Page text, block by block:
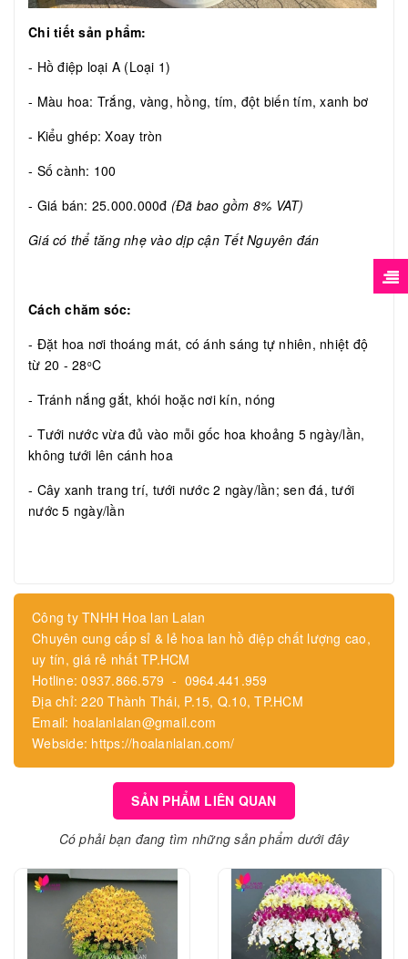
Chi tiết sản phẩm:
- Hồ điệp loại A (Loại 1)
- Màu hoa: Trắng, vàng, hồng, tím, đột biến tím, xanh bơ
- Kiểu ghép: Xoay tròn
- Số cành: 100
- Giá bán: 25.000.000đ (Đã bao gồm 8% VAT)
Giá có thể tăng nhẹ vào dịp cận Tết Nguyên đán
Cách chăm sóc:
- Đặt hoa nơi thoáng mát, có ánh sáng tự nhiên, nhiệt độ
từ 20 - 28oC
- Tránh nắng gắt, khói hoặc nơi kín, nóng
- Tưới nước vừa đủ vào mỗi gốc hoa khoảng 5 ngày/lần,
không tưới lên cánh hoa
- Cây xanh trang trí, tưới nước 2 ngày/lần; sen đá, tưới
nước 5 ngày/lần
Công ty TNHH Hoa lan Lalan
Chuyên cung cấp sỉ & lẻ hoa lan hồ điệp chất lượng cao,
uy tín, giá rẻ nhất TP.HCM
Hotline: 0937.866.579 - 0964.441.959
Địa chỉ: 220 Thành Thái, P.15, Q.10, TP.HCM
Email: hoalanlalan@gmail.com
Webside: https://hoalanlalan.com/
SẢN PHẨM LIÊN QUAN
Có phải bạn đang tìm những sản phẩm dưới đây